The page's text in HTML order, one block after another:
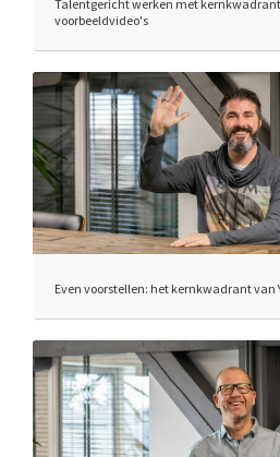
Talentgericht werken met
voorbeeldvideo's
Even voorstellen: het kernkwadrant van